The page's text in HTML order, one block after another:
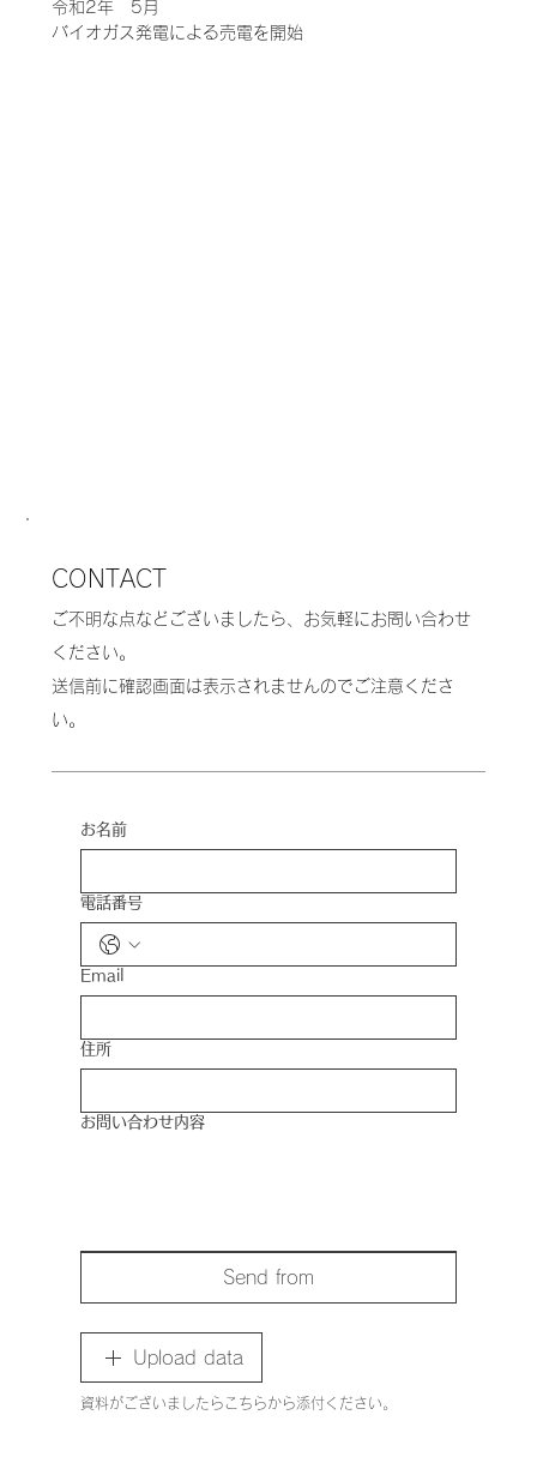
バイオガス発電による売電を開始
令和2年 5月
お名前
電話番号
Email
住所
お問い合わせ内容
Send from
Upload data
資料がございましたらこちらから添付ください。
CONTACT
ご不明な点などございましたら、お気軽にお問い合わせ
ください。
送信前に確認画面は表示されませんのでご注意くださ
い。